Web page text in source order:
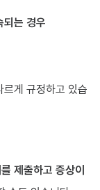
되는 경우
르게 규정하고 있습
제출하고 증상이